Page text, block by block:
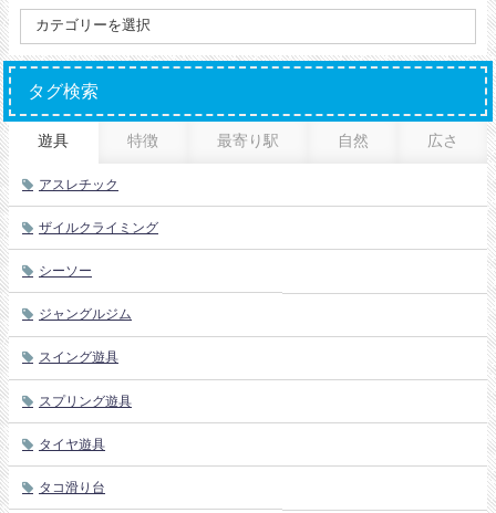
タグ検索
遊具 特徴 最寄り駅 自然 広さ
アスレチック
ザイルクライミング
シーソー
ジャングルジム
スイング遊具
スプリング遊具
タイヤ遊具
タコ滑り台